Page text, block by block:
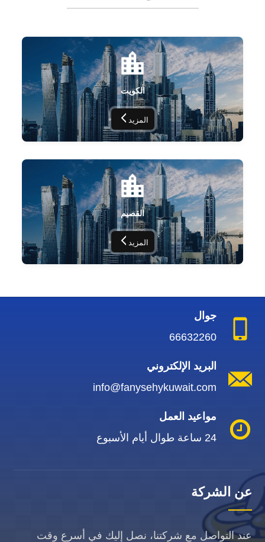
الكويت
المزيد
القصيم
المزيد
جوال
66632260
البريد الإلكتروني
info@fanysehykuwait.com
مواعيد العمل
24 ساعة طوال أيام الأسبوع
عن الشركة
عند التواصل مع شركتنا، نصل إليك في أسرع وقت